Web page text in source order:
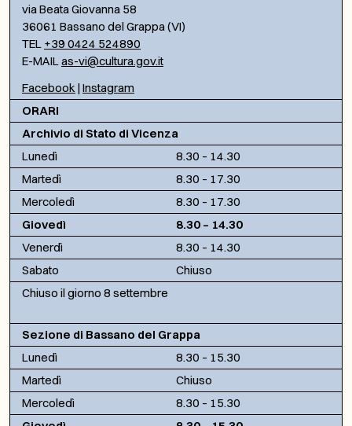
via Beata Giovanna 58
36061 Bassano del Grappa (VI)
TEL +39 0424 524890
E-MAILas-vi@cultura.gov.it
Facebook | Instagram
ORARI
Archivio di Stato di Vicenza
Lunedì
8.30 – 14.30
Martedì
8.30 – 17.30
Mercoledì
8.30 – 17.30
Giovedì
8.30 – 14.30
Venerdì
8.30 – 14.30
Sabato
Chiuso
Chiuso il giorno 8 settembre
Sezione di Bassano del Grappa
Lunedì
8.30 – 15.30
Martedì
Chiuso
Mercoledì
8.30 – 15.30